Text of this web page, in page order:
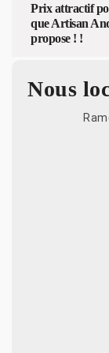
Prix attractif
que Artisan
propose ! !
Nous